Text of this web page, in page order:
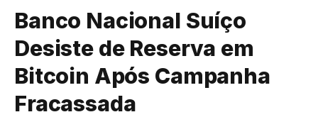
Banco Nacional Suíço
Desiste de Reserva em
Bitcoin Após Campanha
Fracassada